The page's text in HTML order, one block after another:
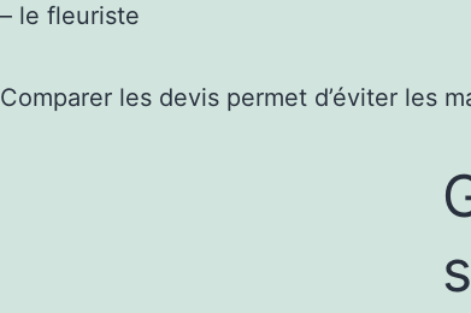
– le fleuriste
Comparer les devis permet d’éviter les